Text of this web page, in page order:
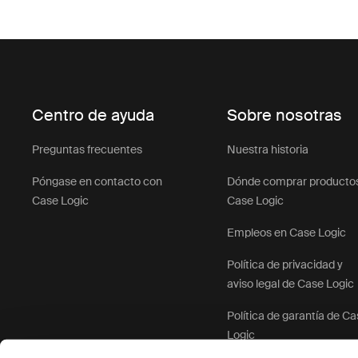
Centro de ayuda
Preguntas frecuentes
Póngase en contacto con
Case Logic
Sobre nosotras
Nuestra historia
Dónde comprar
Case Logic
Empleos en Case Logic
Política de privacidad y
aviso legal de Case Logic
Política de garantía de
Logic